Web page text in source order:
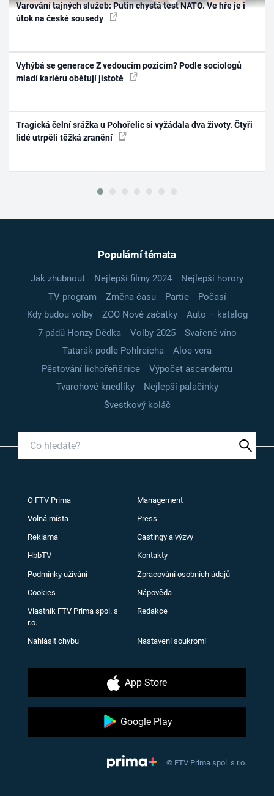
Varování tajných služeb: Putin chystá test NATO. Ve hře je i
útok na české sousedy
Vyhýbá se generace Z vedoucím pozicím? Podle sociologů
mladí kariéru obětují jistotě
Tragická čelní srážka u Pohořelic si vyžádala dva životy. Čtyři
lidé utrpěli těžká zranění
Populární témata
Jak zhubnout Nejlepší filmy 2024
Nejlepší horory
TV program
Změna času Partie
Počasí
Kdy budou volby
ZOO Nové začátky
Auto – katalog
7 pádů Honzy Dědka
Volby 2025
Svařené víno
Tatarák podle Pohlreicha
Aloe vera
Pěstování lichořeřišnice
Výpočet ascendentu
Tvarohové knedlíky
Nejlepší palačinky
Švestkový koláč
O FTV Prima Management
Volná místa Press
Reklama Castingy a výzvy
HbbTV Kontakty
Podmínky užívání Zpracování osobních údajů
Cookies Nápověda
Vlastník FTV Prima spol. s
r.o.
Redakce
Nahlásit chybu Nastavení soukromí
App Store
Google Play
© FTV Prima spol. s r.o.